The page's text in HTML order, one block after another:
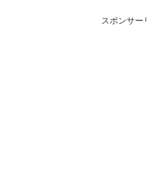
スポンサー